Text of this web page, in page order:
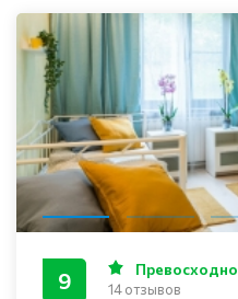
9 Превосходно
14 отзывов